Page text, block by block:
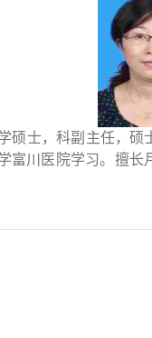
士，科副主任，硕
富川医院学习。擅